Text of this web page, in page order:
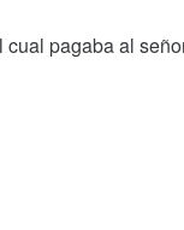
pagaba al